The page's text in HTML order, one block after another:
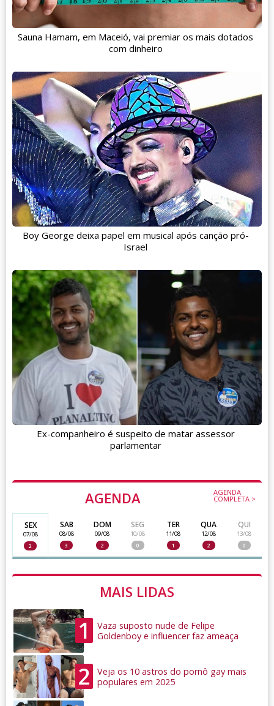
AGENDA AGENDA
COMPLETA >
SEX
07/08
2
SAB
08/08
3
DOM
09/08
2
SEG
10/08
0
TER
11/08
1
QUA
12/08
2
QUI
13/08
0
MAIS LIDAS
1
Vaza suposto nude de Felipe
Goldenboy e influencer faz ameaça
2
Veja os 10 astros do pornô gay mais
populares em 2025
Sauna Hamam, em Maceió, vai premiar os mais dotados
com dinheiro
Boy George deixa papel em musical após canção pró-
Israel
Ex-companheiro é suspeito de matar assessor
parlamentar